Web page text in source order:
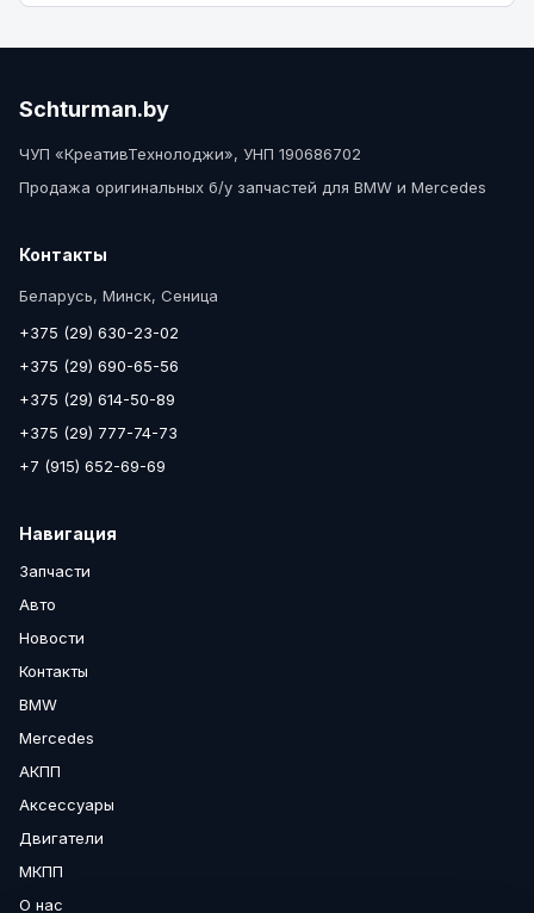
Schturman.by
ЧУП «КреативТехнолоджи», УНП 190686702
Продажа оригинальных б/у запчастей для BMW и Mercedes
Контакты
Беларусь, Минск, Сеница
+375 (29) 630-23-02
+375 (29) 690-65-56
+375 (29) 614-50-89
+375 (29) 777-74-73
+7 (915) 652-69-69
Навигация
Запчасти
Авто
Новости
Контакты
BMW
Mercedes
АКПП
Аксессуары
Двигатели
МКПП
О нас